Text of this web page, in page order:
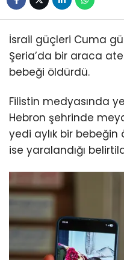
İsrail güçleri Cuma
Şeria’da bir araca
bebeği öldürdü.
Filistin medyasında
Hebron şehrinde
yedi aylık bir bebeğin
ise yaralandığı